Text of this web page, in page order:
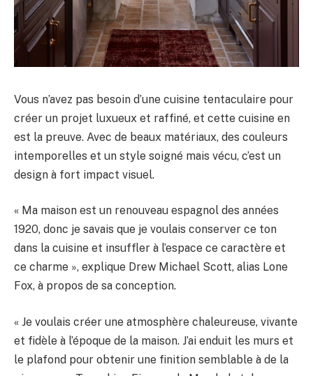
Vous n’avez pas besoin d’une cuisine tentaculaire pour
créer un projet luxueux et raffiné, et cette cuisine en
est la preuve. Avec de beaux matériaux, des couleurs
intemporelles et un style soigné mais vécu, c’est un
design à fort impact visuel.
« Ma maison est un renouveau espagnol des années
1920, donc je savais que je voulais conserver ce ton
dans la cuisine et insuffler à l’espace ce caractère et
ce charme », explique Drew Michael Scott, alias Lone
Fox, à propos de sa conception.
« Je voulais créer une atmosphère chaleureuse, vivante
et fidèle à l’époque de la maison. J’ai enduit les murs et
le plafond pour obtenir une finition semblable à de la